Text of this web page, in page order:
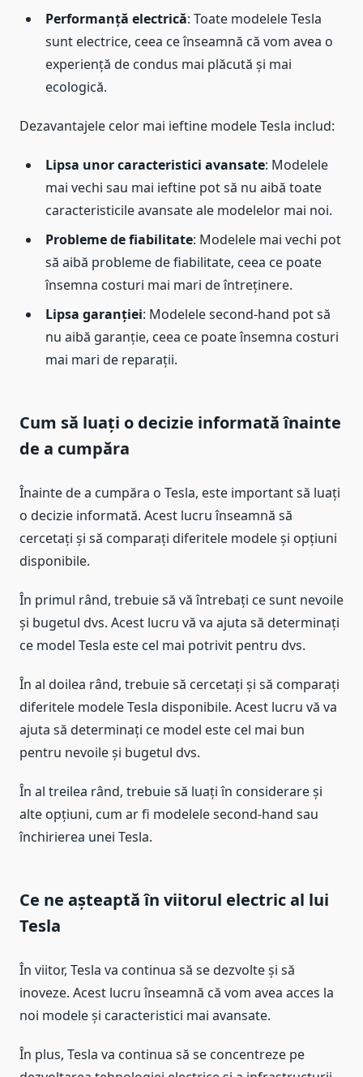
Performanță electrică: Toate modelele Tesla
sunt electrice, ceea ce înseamnă că vom avea o
experiență de condus mai plăcută și mai
ecologică.
Dezavantajele celor mai ieftine modele Tesla includ:
Lipsa unor caracteristici avansate: Modelele
mai vechi sau mai ieftine pot să nu aibă toate
caracteristicile avansate ale modelelor mai noi.
Probleme de fiabilitate: Modelele mai vechi pot
să aibă probleme de fiabilitate, ceea ce poate
însemna costuri mai mari de întreținere.
Lipsa garanției: Modelele second-hand pot să
nu aibă garanție, ceea ce poate însemna costuri
mai mari de reparații.
Cum să luați o decizie informată înainte
de a cumpăra
Înainte de a cumpăra o Tesla, este important să luați
o decizie informată. Acest lucru înseamnă să
cercetați și să comparați diferitele modele și opțiuni
disponibile.
În primul rând, trebuie să vă întrebați ce sunt nevoile
și bugetul dvs. Acest lucru vă va ajuta să determinați
ce model Tesla este cel mai potrivit pentru dvs.
În al doilea rând, trebuie să cercetați și să comparați
diferitele modele Tesla disponibile. Acest lucru vă va
ajuta să determinați ce model este cel mai bun
pentru nevoile și bugetul dvs.
În al treilea rând, trebuie să luați în considerare și
alte opțiuni, cum ar fi modelele second-hand sau
închirierea unei Tesla.
Ce ne așteaptă în viitorul electric al lui
Tesla
În viitor, Tesla va continua să se dezvolte și să
inoveze. Acest lucru înseamnă că vom avea acces la
noi modele și caracteristici mai avansate.
În plus, Tesla va continua să se concentreze pe